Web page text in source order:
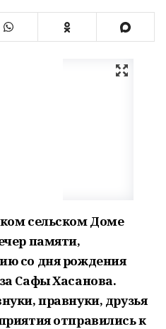
сельском Доме
памяти,
со дня рождения
Сафы Хасанова.
правнуки, друзья
отправились к